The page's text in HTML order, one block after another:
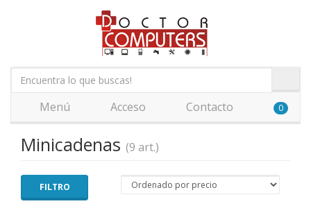
Menú Acceso Contacto 0
Minicadenas (9 art.)
FILTRO